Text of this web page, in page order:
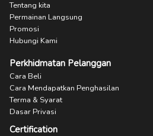
Tentang kita
Permainan Langsung
Promosi
Hubungi Kami
Perkhidmatan Pelanggan
Cara Beli
Cara Mendapatkan Penghasilan
Terma & Syarat
Dasar Privasi
Certification